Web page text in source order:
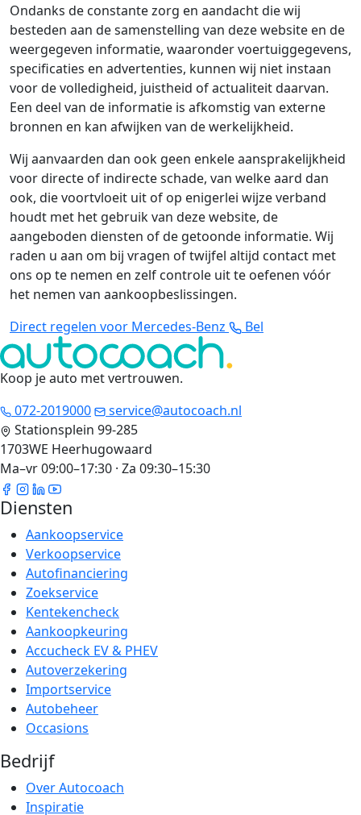
Ondanks de constante zorg en aandacht die wij
besteden aan de samenstelling van deze website en de
weergegeven informatie, waaronder voertuiggegevens,
specificaties en advertenties, kunnen wij niet instaan
voor de volledigheid, juistheid of actualiteit daarvan.
Een deel van de informatie is afkomstig van externe
bronnen en kan afwijken van de werkelijkheid.
Wij aanvaarden dan ook geen enkele aansprakelijkheid
voor directe of indirecte schade, van welke aard dan
ook, die voortvloeit uit of op enigerlei wijze verband
houdt met het gebruik van deze website, de
aangeboden diensten of de getoonde informatie. Wij
raden u aan om bij vragen of twijfel altijd contact met
ons op te nemen en zelf controle uit te oefenen vóór
het nemen van aankoopbeslissingen.
Direct regelen voor Mercedes-Benz
Bel
Koop je auto met vertrouwen.
072-2019000
service@autocoach.nl
Stationsplein 99-285
1703WE Heerhugowaard
Ma–vr 09:00–17:30 · Za 09:30–15:30
Diensten
Aankoopservice
Verkoopservice
Autofinanciering
Zoekservice
Kentekencheck
Aankoopkeuring
Accucheck EV & PHEV
Autoverzekering
Importservice
Autobeheer
Occasions
Bedrijf
Over Autocoach
Inspiratie